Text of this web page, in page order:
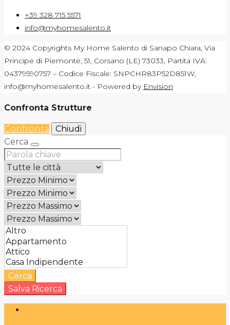
+39 328 715 5571
info@myhomesalento.it
© 2024 Copyrights My Home Salento di Sanapo Chiara, Via
Principe di Piemonte, 51, Corsano (LE) 73033, Partita IVA:
04379590757 – Codice Fiscale: SNPCHR83P52D851W,
info@myhomesalento.it - Powered by Envision
Confronta Strutture
Confronta
Chiudi
Cerca
Cerca
Salva Ricerca